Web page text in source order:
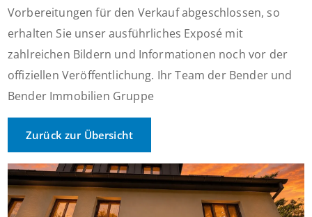
Vorbereitungen für den Verkauf abgeschlossen, so
erhalten Sie unser ausführliches Exposé mit
zahlreichen Bildern und Informationen noch vor der
offiziellen Veröffentlichung. Ihr Team der Bender und
Bender Immobilien Gruppe
Zurück zur Übersicht